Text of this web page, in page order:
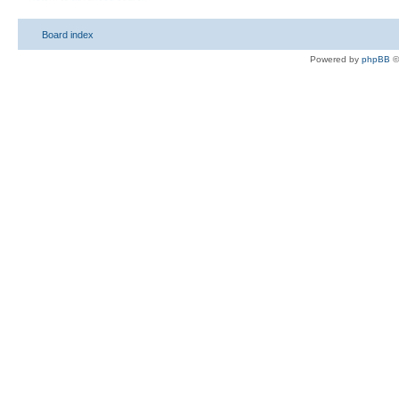
Board index
Powered by phpBB